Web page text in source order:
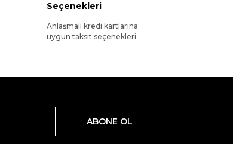
Seçenekleri
Anlaşmalı kredi kartlarına
uygun taksit seçenekleri.
ABONE OL